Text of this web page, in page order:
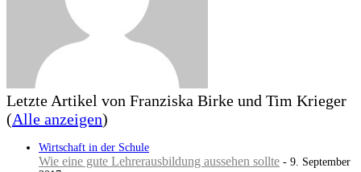
Letzte Artikel von Franziska Birke und Tim Krieger
(Alle anzeigen)
Wirtschaft in der Schule
Wie eine gute Lehrerausbildung aussehen sollte - 9. September